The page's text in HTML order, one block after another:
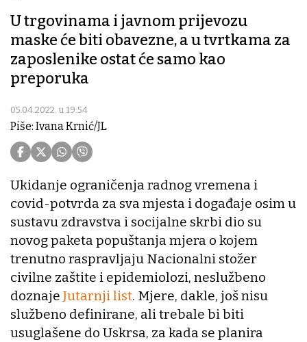
U trgovinama i javnom prijevozu
maske će biti obavezne, a u tvrtkama za
zaposlenike ostat će samo kao
preporuka
05.04.2022. u 19:54
Piše: Ivana Krnić/JL
Ukidanje ograničenja radnog vremena i
covid-potvrda za sva mjesta i događaje osim u
sustavu zdravstva i socijalne skrbi dio su
novog paketa popuštanja mjera o kojem
trenutno raspravljaju Nacionalni stožer
civilne zaštite i epidemiolozi, neslužbeno
doznaje Jutarnji list. Mjere, dakle, još nisu
službeno definirane, ali trebale bi biti
usuglašene do Uskrsa, za kada se planira